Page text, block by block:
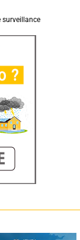
surveillance